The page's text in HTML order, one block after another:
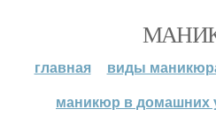
главная виды
маникюр в домашних